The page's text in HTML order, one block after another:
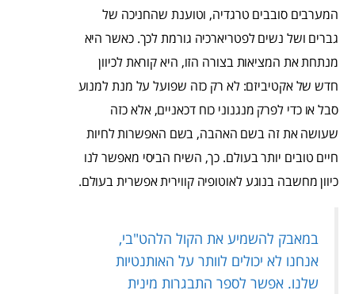
המערבים סובבים טרגדיה, וטוענת שהחניכה של
גברים ושל נשים לפטריארכיה גורמת לכך. כאשר היא
מנתחת את המציאות בצורה הזו, היא קוראת לכיוון
חדש של אקטיביזם: לא רק כזה שפועל על מנת למנוע
סבל או כדי לפרק מנגנוני כוח דכאניים, אלא כזה
שעושה את זה בשם האהבה, בשם האפשרות לחיות
חיים טובים יותר בעולם. כך, השיח הביסי מאפשר לנו
כיוון מחשבה בנוגע לאוטופיה קווירית אפשרית בעולם.
במאבק להשמיע את הקול הלהט"בי,
אנחנו לא יכולים לוותר על האותנטיות
שלנו. אפשר לספר התבגרות מינית